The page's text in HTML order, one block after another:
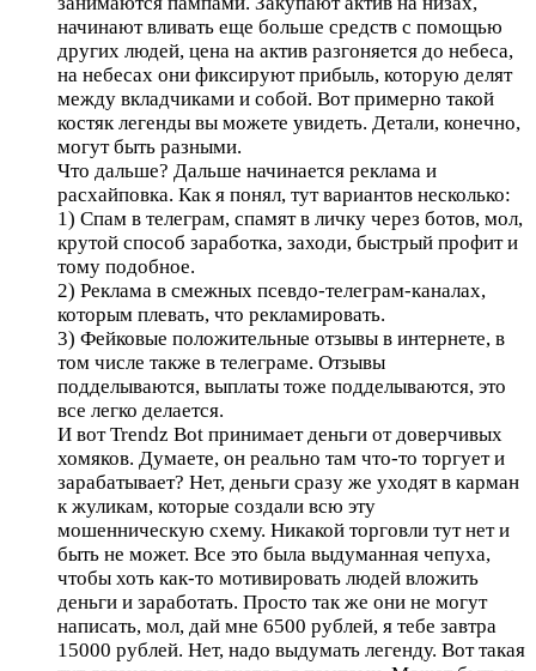
начинают вливать еще больше средств с помощью
других людей, цена на актив разгоняется до небеса,
на небесах они фиксируют прибыль, которую делят
между вкладчиками и собой. Вот примерно такой
костяк легенды вы можете увидеть. Детали, конечно,
могут быть разными.
Что дальше? Дальше начинается реклама и
расхайповка. Как я понял, тут вариантов несколько:
1) Спам в телеграм, спамят в личку через ботов, мол,
крутой способ заработка, заходи, быстрый профит и
тому подобное.
2) Реклама в смежных псевдо-телеграм-каналах,
которым плевать, что рекламировать.
3) Фейковые положительные отзывы в интернете, в
том числе также в телеграме. Отзывы
подделываются, выплаты тоже подделываются, это
все легко делается.
И вот Trendz Bot принимает деньги от доверчивых
хомяков. Думаете, он реально там что-то торгует и
зарабатывает? Нет, деньги сразу же уходят в карман
к жуликам, которые создали всю эту
мошенническую схему. Никакой торговли тут нет и
быть не может. Все это была выдуманная чепуха,
чтобы хоть как-то мотивировать людей вложить
деньги и заработать. Просто так же они не могут
написать, мол, дай мне 6500 рублей, я тебе завтра
15000 рублей. Нет, надо выдумать легенду. Вот такая